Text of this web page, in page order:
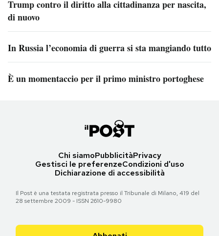
Trump contro il diritto alla cittadinanza per nascita,
di nuovo
In Russia l’economia di guerra si sta mangiando tutto
È un momentaccio per il primo ministro portoghese
Chi siamoPubblicitàPrivacy
Gestisci le preferenzeCondizioni d'uso
Dichiarazione di accessibilità
Il Post è una testata registrata presso il Tribunale di Milano, 419 del
28 settembre 2009 - ISSN 2610-9980